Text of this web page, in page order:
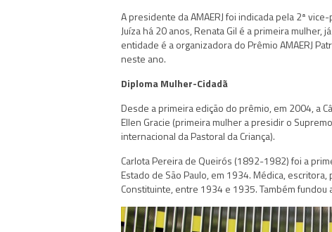
A presidente da AMAERJ foi indicada pela 2ª
Juíza há 20 anos, Renata Gil é a primeira mulher,
entidade é a organizadora do Prêmio AMAERJ
neste ano.
Diploma Mulher-Cidadã
Desde a primeira edição do prêmio, em 2004, a
Ellen Gracie (primeira mulher a presidir o
internacional da Pastoral da Criança).
Carlota Pereira de Queirós (1892-1982) foi a
Estado de São Paulo, em 1934. Médica,
Constituinte, entre 1934 e 1935. Também